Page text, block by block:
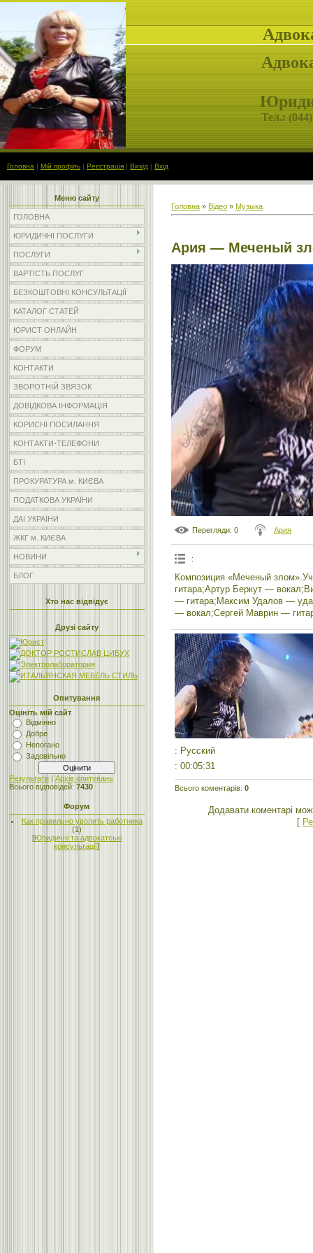
Тел.: (
Головна | Мій профіль | Реєстрація | Вихід | Вхід
Меню сайту
ГОЛОВНА
ЮРИДИЧНІ ПОСЛУГИ
ПОСЛУГИ
ВАРТІСТЬ ПОСЛУГ
БЕЗКОШТОВНІ КОНСУЛЬТАЦІЇ
КАТАЛОГ СТАТЕЙ
ЮРИСТ ОНЛАЙН
ФОРУМ
КОНТАКТИ
ЗВОРОТНІЙ ЗВЯЗОК
ДОВІДКОВА ІНФОРМАЦІЯ
КОРИСНІ ПОСИЛАННЯ
КОНТАКТИ-ТЕЛЕФОНИ
БТІ
ПРОКУРАТУРА м. КИЄВА
ПОДАТКОВА УКРАЇНИ
ДАІ УКРАЇНИ
ЖКГ м. КИЄВА
НОВИНИ
БЛОГ
Хто нас відвідує
Друзі сайту
Опитування
Оцініть мій сайт
Відмінно
Добре
Непогано
Задовільно
Результати | Архів опитувань
Всього відповідей: 7430
Форум
Как правильно уволить работника
(1)
[Юридичні та адвокатські
консультації]
Головна » Відео » Музыка
Ария — Меченый
Перегляди: 0 Ария
:
Композиция «Меченый
гитара;Артур Беркут —
— гитара;Максим Удалов —
— вокал;Сергей Маврин —
: Русский
: 00:05:31
Всього коментарів: 0
Додавати коментарі
[